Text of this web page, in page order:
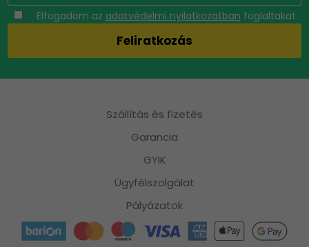
Elfogadom az adatvédelmi nyilatkozatban foglaltakat
Szállítás és fizetés
Garancia
GYIK
Ügyfélszolgálat
Pályázatok